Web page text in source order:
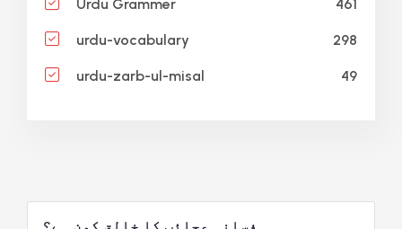
Urdu Grammer 461
urdu-vocabulary 298
urdu-zarb-ul-misal 49